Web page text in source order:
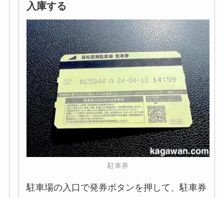
入庫する
駐車券
駐車場の入口で発券ボタンを押して、駐車券